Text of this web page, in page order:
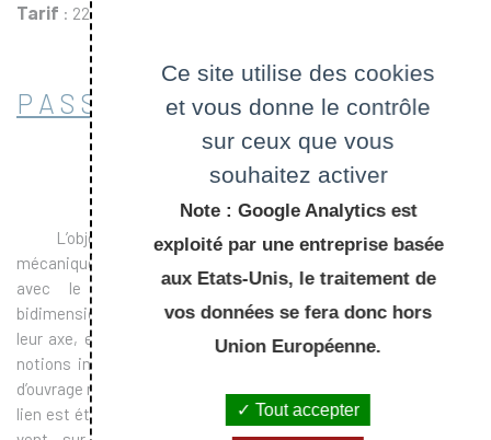
Tarif : 22.00 €
PASSER COMMANDE
L’objectif de ce livre est d’introduire les phénomènes
mécaniques produisant les vibrations de structures couplées
avec le vent. L’exposé s’applique à des structures
bidimensionnelles placées dans un écoulement transversal à
leur axe, en particulier le profil d’aile ou le tablier de pont. Les
notions introduites peuvent aussi s’étendre aux autres types
d’ouvrage rencontrés en génie civil. Lorsque cela est possible, le
lien est établi avec la norme européenne concernant l’action du
Ce site utilise des cookies
et vous donne le contrôle
sur ceux que vous
souhaitez activer
Note : Google Analytics est
exploité par une entreprise basée
aux Etats-Unis, le traitement de
vos données se fera donc hors
Union Européenne.
Tout accepter